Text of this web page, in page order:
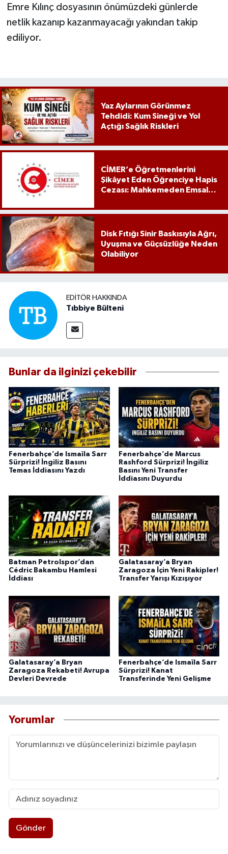
Emre Kılınç dosyasının önümüzdeki günlerde
netlik kazanıp kazanmayacağı yakından takip
ediliyor.
Yaz Aylarının Görünmez
Tehdidi: Kum Sineği ve Yol
Açtığı Sağlık Riskleri
CİMER’e Öğretmenlerini
Şikâyet Eden Öğrenciye Hapis
Cezası: Mahkemeden Emsal
Disk Fıtığı Sinir Baskısıyla Ağrı,
Uyuşma ve Güçsüzlüğe Neden
Olabiliyor
EDITÖR HAKKINDA
Tıbbiye Bülteni
Bunlar da ilginizi çekebilir
Fenerbahçe’de Ismaïla Sarr
Sürprizi! İngiliz Basını
Temas İddiasını Yazdı
Fenerbahçe’de Marcus
Rashford Sürprizi! İngiliz
Basını Yeni Transfer
İddiasını Duyurdu
Batman Petrolspor’dan
Cédric Bakambu Hamlesi
İddiası
Galatasaray’a Bryan
Zaragoza İçin Yeni Rakipler!
Transfer Yarışı Kızışıyor
Galatasaray’a Bryan
Zaragoza Rekabeti! Avrupa
Devleri Devrede
Fenerbahçe’de Ismaïla Sarr
Sürprizi! Kanat
Transferinde Yeni Gelişme
Yorumlar
Gönder